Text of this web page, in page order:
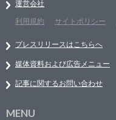
運営会社
利用規約
サイトポリシー
プレスリリースはこちらへ
媒体資料および広告メニュー
記事に関するお問い合わせ
MENU